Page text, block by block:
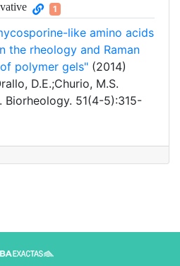
1
like amino acids
the rheology and Raman
polymer gels" (2014)
D.E.;Churio, M.S.
Biorheology. 51(4-5):315-